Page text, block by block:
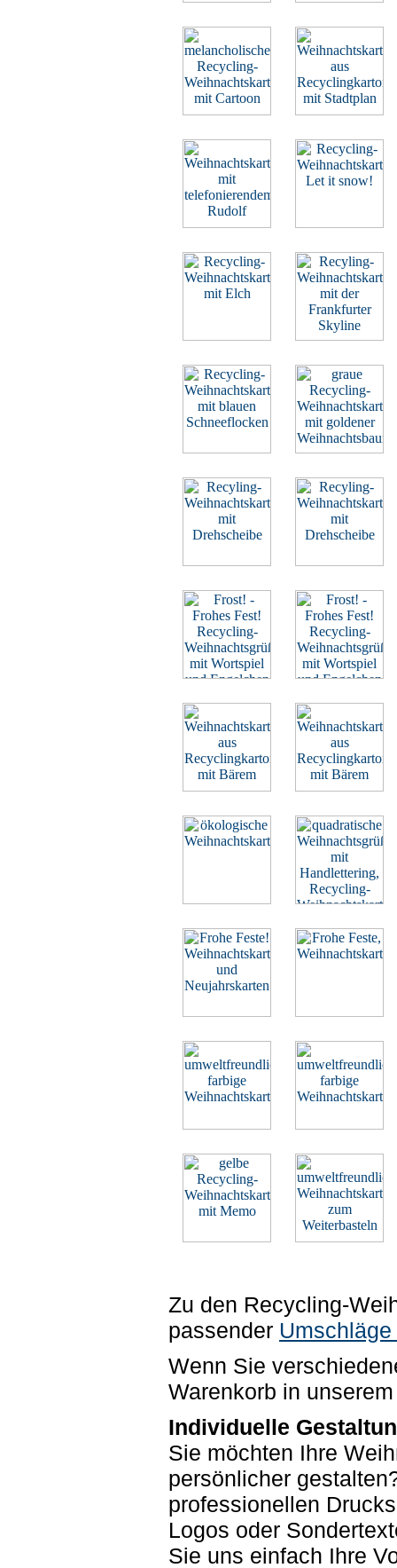
Zu den Recycling-
passender
Wenn Sie
Warenkorb in
Individuelle
Sie möchten Ihre
persönlicher
professionellen
Logos oder
Sie uns einfach Ihre